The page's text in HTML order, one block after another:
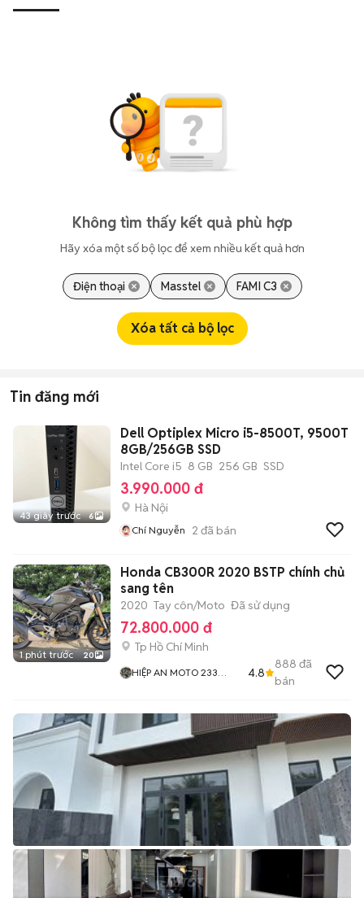
Không tìm thấy kết quả phù hợp
Hãy xóa một số bộ lọc để xem nhiều kết quả hơn
Điện thoại Masstel FAMI C3
Xóa tất cả bộ lọc
Tin đăng mới
43 giây trước 6
Dell Optiplex Micro i5-8500T, 9500T
8GB/256GB SSD
Intel Core i5 8 GB 256 GB SSD
3.990.000 đ
Hà Nội
Chí Nguyễn 2 đã bán
1 phút trước 20
Honda CB300R 2020 BSTP chính chủ
sang tên
2020 Tay côn/Moto Đã sử dụng
72.800.000 đ
Tp Hồ Chí Minh
HIỆP AN MOTO 233
4.8
888 đã
bán